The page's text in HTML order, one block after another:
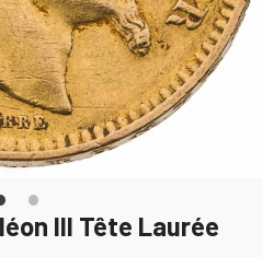
III Tête Laurée